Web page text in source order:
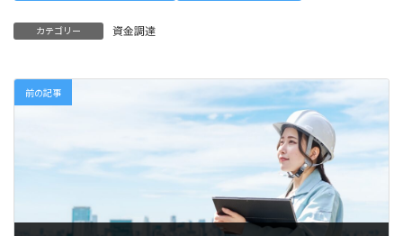
カテゴリー 資金調達
前の記事